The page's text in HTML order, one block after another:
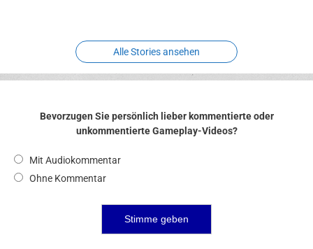
Alle Stories ansehen
Bevorzugen Sie persönlich lieber kommentierte oder
unkommentierte Gameplay-Videos?
Mit Audiokommentar
Ohne Kommentar